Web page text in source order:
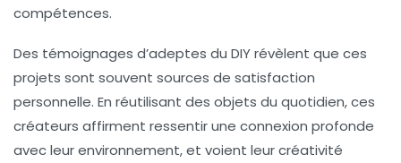
compétences.
Des témoignages d’adeptes du DIY révèlent que ces
projets sont souvent sources de satisfaction
personnelle. En réutilisant des objets du quotidien, ces
créateurs affirment ressentir une connexion profonde
avec leur environnement, et voient leur créativité